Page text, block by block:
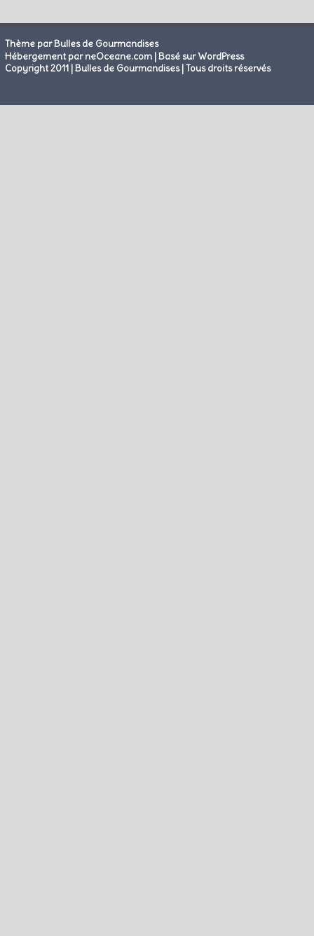
Thème par Bulles de Gourmandises
Hébergement par neOceane.com |Basé sur WordPress
Copyright 2011 | Bulles de Gourmandises | Tous droits réservés